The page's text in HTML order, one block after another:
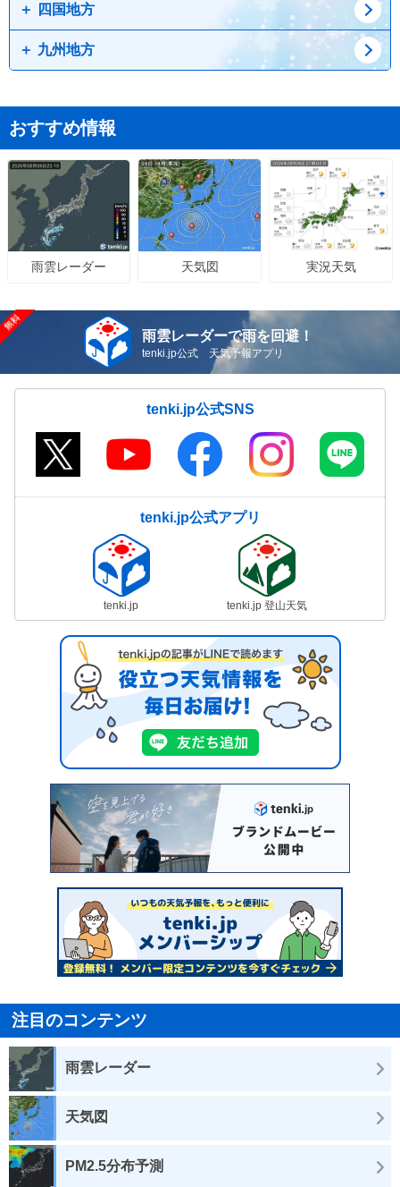
滋賀県
鳥取県
岡山県
四国地方
徳島県九州地方
おすすめ情報
雨雲レーダー 天気図 実況天気
雨雲レーダーで雨を回避！
tenki.jp公式 天気予報アプリ
tenki.jp公式SNS
tenki.jp公式アプリ
tenki.jp tenki.jp 登山天気
注目のコンテンツ
雨雲レーダー
天気図
PM2.5分布予測